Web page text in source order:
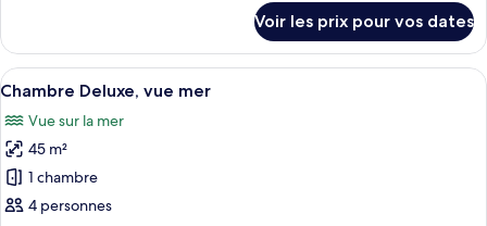
Suite
Familiale
le
type
de
Suite
Familiale
Voir les prix pour vos dates
Afficher
toutes
les
photos
pour
ce
Une chambre d’hôtel spacieuse,
5
Chambre Deluxe, vue mer
Vue sur la mer
45 m²
1 chambre
4 personnes